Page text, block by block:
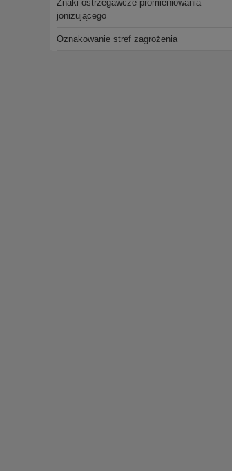
Znaki ostrzegawcze promieniowania
jonizującego
Oznakowanie stref zagrożenia